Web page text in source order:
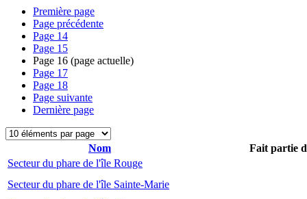
Première page
Page précédente
Page 14
Page 15
Page 16 (page actuelle)
Page 17
Page 18
Page suivante
Dernière page
Nom
Fait partie
Secteur du phare de l'île Rouge
Secteur du phare de l'île Sainte-Marie